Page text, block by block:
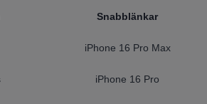
Snabblänkar
iPhone 16 Pro Max
iPhone 16 Pro